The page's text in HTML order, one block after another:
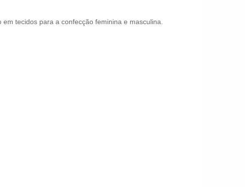
tecidos para a confecção feminina e masculina.